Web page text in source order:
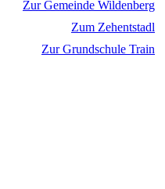
Zur Gemeinde Wildenberg
Zum Zehentstadl
Zur Grundschule Train